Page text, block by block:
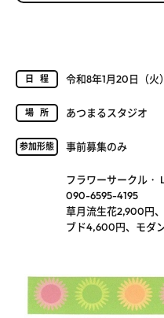
日程 令和8年1月20日（火
場所 あつまるスタジオ
参加形態 事前募集のみ
フラワーサークル・
090-6595-4195
草月流生花2,900円
ブド4,600円、モダ